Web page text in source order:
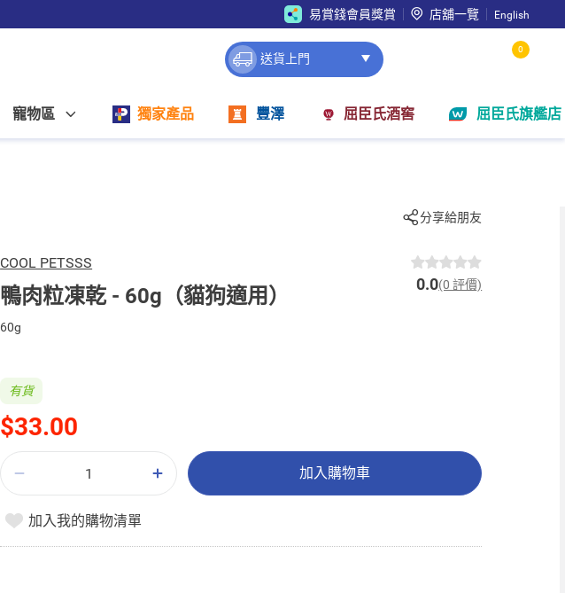
易賞錢會員獎賞 店舖一覽 English
送貨上門
0
寵物區 獨家產品 豐澤 屈臣氏酒窖 屈臣氏旗艦店
分享給朋友
COOL PETSSS
鴨肉粒凍乾 - 60g（貓狗適用） 0.0(0 評價)
60g
$33.00
有貨
加入購物車
加入我的購物清單